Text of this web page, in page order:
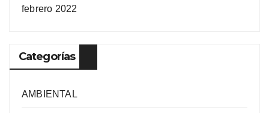
febrero 2022
Categorías
AMBIENTAL